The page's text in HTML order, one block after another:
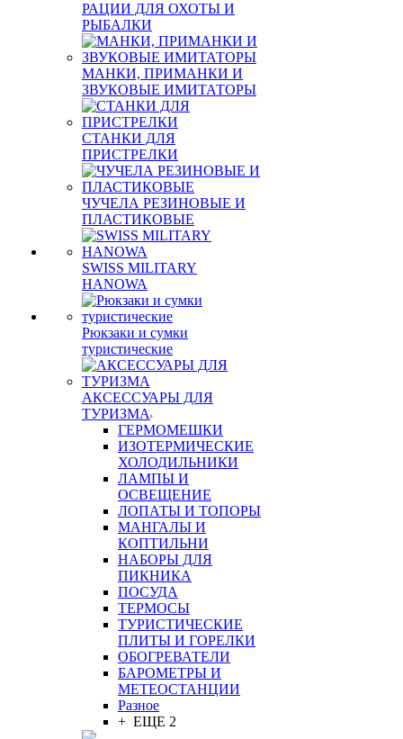
РАЦИИ ДЛЯ ОХОТЫ И
РЫБАЛКИ
МАНКИ, ПРИМАНКИ И
ЗВУКОВЫЕ ИМИТАТОРЫ
СТАНКИ ДЛЯ
ПРИСТРЕЛКИ
ЧУЧЕЛА РЕЗИНОВЫЕ И
ПЛАСТИКОВЫЕ
SWISS MILITARY
HANOWA
Рюкзаки и сумки
туристические
АКСЕССУАРЫ ДЛЯ
ТУРИЗМА
ГЕРМОМЕШКИ
ИЗОТЕРМИЧЕСКИЕ
ХОЛОДИЛЬНИКИ
ЛАМПЫ И
ОСВЕЩЕНИЕ
ЛОПАТЫ И ТОПОРЫ
МАНГАЛЫ И
КОПТИЛЬНИ
НАБОРЫ ДЛЯ
ПИКНИКА
ПОСУДА
ТЕРМОСЫ
ТУРИСТИЧЕСКИЕ
ПЛИТЫ И ГОРЕЛКИ
ОБОГРЕВАТЕЛИ
БАРОМЕТРЫ И
МЕТЕОСТАНЦИИ
Разное
+ ЕЩЕ 2